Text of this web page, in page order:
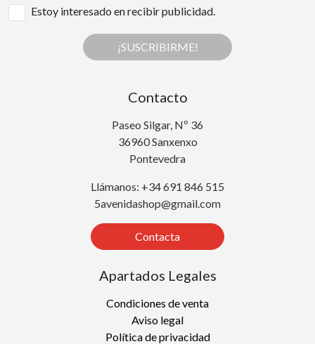
Estoy interesado en recibir publicidad.
¡SUSCRIBIRME!
Contacto
Paseo Silgar, Nº 36
36960 Sanxenxo
Pontevedra
Llámanos: +34 691 846 515
5avenidashop@gmail.com
Contacta
Apartados Legales
Condiciones de venta
Aviso legal
Política de privacidad